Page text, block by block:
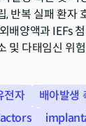
, 반복 실패 환자
배양액과 IEFs
및 다태임신 위
전자 배아발생